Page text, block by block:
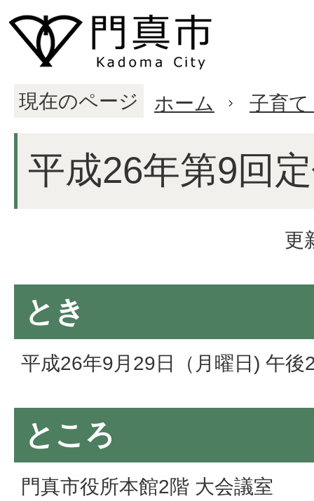
現在のページ ホーム 子育て
平成26年第9回
更
とき
平成26年9月29日（月曜日) 午後
ところ
門真市役所本館2階 大会議室